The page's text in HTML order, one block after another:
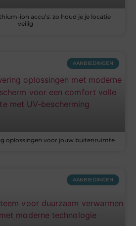
ion accu’s: zo houd je je locatie
veilig
AANBIEDINGEN
oplossingen voor jouw buitenruimte
AANBIEDINGEN